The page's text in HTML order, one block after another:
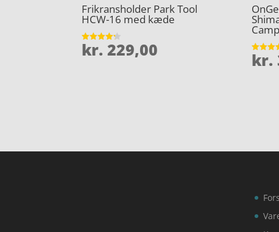
Frikransholder Park Tool
HCW-16 med kæde
Vurderet
4.2
kr. 229,00
Vurderet
4.4
kr.